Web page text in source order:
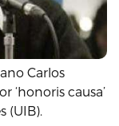
Carlos
‘honoris causa’
(UIB).